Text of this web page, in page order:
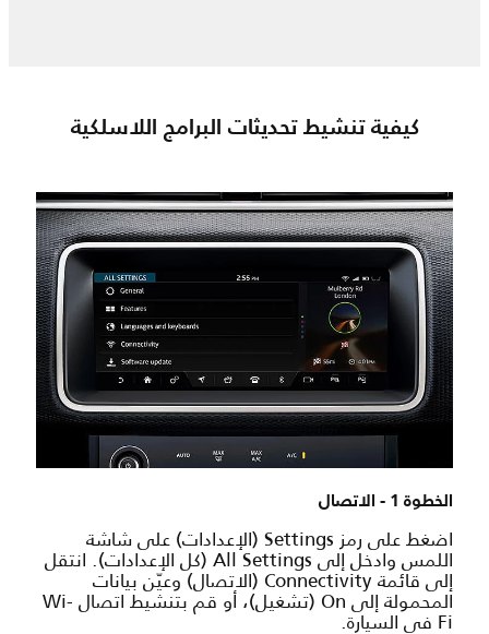
كيفية تنشيط تحديثات البرامج اللاسلكية
الخطوة 1 - الاتصال
اضغط على رمز Settings (الإعدادات) على شاشة
اللمس وادخل إلى All Settings (كل الإعدادات). انتقل
إلى قائمة Connectivity (الاتصال) وعيّن بيانات
المحمولة إلى On (تشغيل)، أو قم بتنشيط اتصال Wi-
Fi في السيارة.